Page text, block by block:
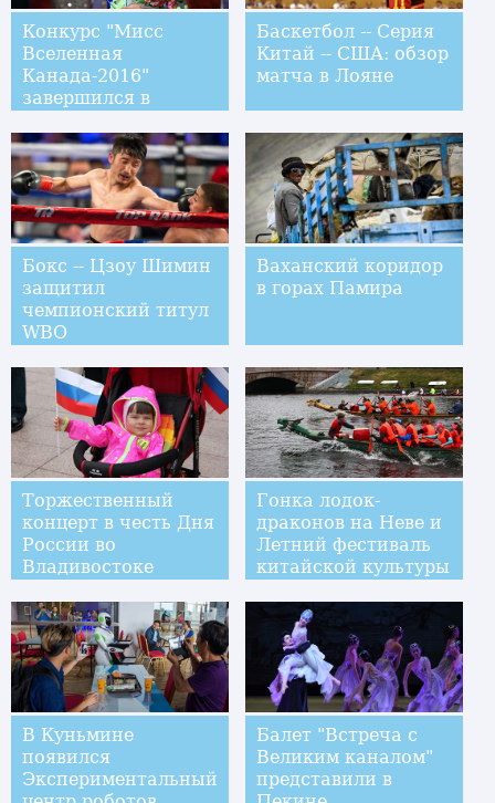
Конкурс "Мисс
Вселенная
Канада-2016"
завершился в
Баскетбол -- Серия
Китай -- США: обзор
матча в Лояне
Бокс -- Цзоу Шимин
защитил
чемпионский титул
WBO
Ваханский коридор
в горах Памира
Торжественный
концерт в честь Дня
России во
Владивостоке
Гонка лодок-
драконов на Неве и
Летний фестиваль
китайской культуры
Петербурге
В Куньмине
появился
Экспериментальный
Балет "Встреча с
Великим каналом"
представили в